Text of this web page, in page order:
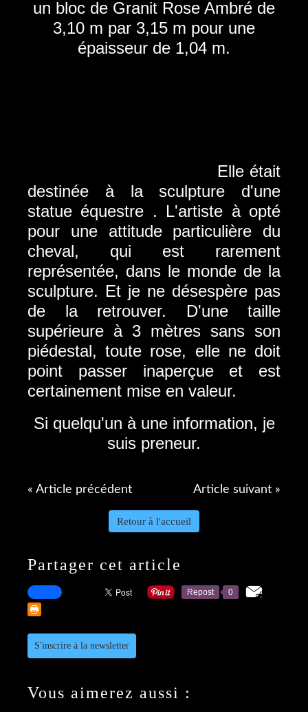
un bloc de Granit Rose Ambré de
3,10 m par 3,15 m pour une
épaisseur de 1,04 m.
Elle était
destinée à la sculpture d'une
statue équestre . L'artiste à opté
pour une attitude particulière du
cheval, qui est rarement
représentée, dans le monde de la
sculpture. Et je ne désespère pas
de la retrouver. D'une taille
supérieure à 3 mètres sans son
piédestal, toute rose, elle ne doit
point passer inaperçue et est
certainement mise en valeur.
Si quelqu'un à une information, je
suis preneur.
« Article précédent Article suivant »
Retour à l'accueil
Partager cet article
Repost 0
S'inscrire à la newsletter
Vous aimerez aussi :